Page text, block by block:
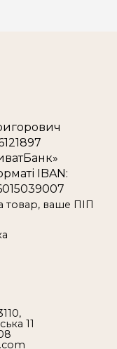
IBAN:
товар, ваше ПІП
11